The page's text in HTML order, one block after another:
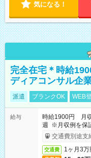
気になる！
完全在宅＊時給
ディアコンサル企
派遣 ブランクOK WEB
給与
時給1900円 月
週 ※月収例を保
ービス利用可（
交通費別途支
交通費 1ヶ月3